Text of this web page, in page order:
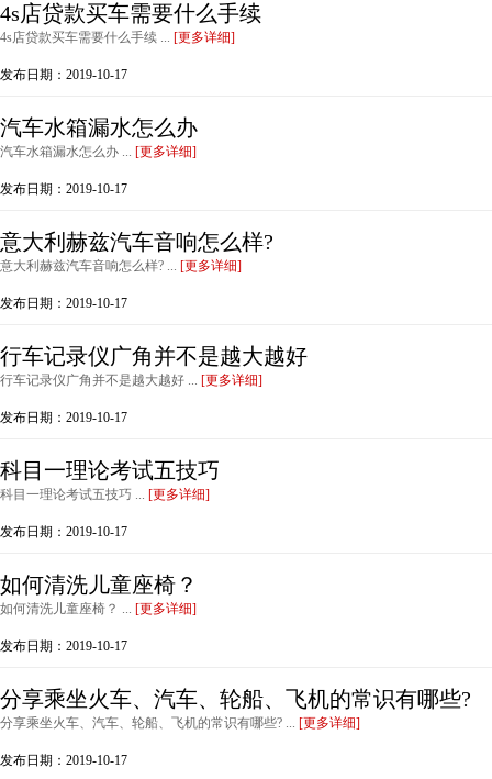
4s店贷款买车需要什么手续
4s店贷款买车需要什么手续 ... [更多详细]
发布日期：2019-10-17
汽车水箱漏水怎么办
汽车水箱漏水怎么办 ... [更多详细]
发布日期：2019-10-17
意大利赫兹汽车音响怎么样?
意大利赫兹汽车音响怎么样? ... [更多详细]
发布日期：2019-10-17
行车记录仪广角并不是越大越好
行车记录仪广角并不是越大越好 ... [更多详细]
发布日期：2019-10-17
科目一理论考试五技巧
科目一理论考试五技巧 ... [更多详细]
发布日期：2019-10-17
如何清洗儿童座椅？
如何清洗儿童座椅？ ... [更多详细]
发布日期：2019-10-17
分享乘坐火车、汽车、轮船、飞机的常识有哪些?
分享乘坐火车、汽车、轮船、飞机的常识有哪些? ... [更多详细]
发布日期：2019-10-17